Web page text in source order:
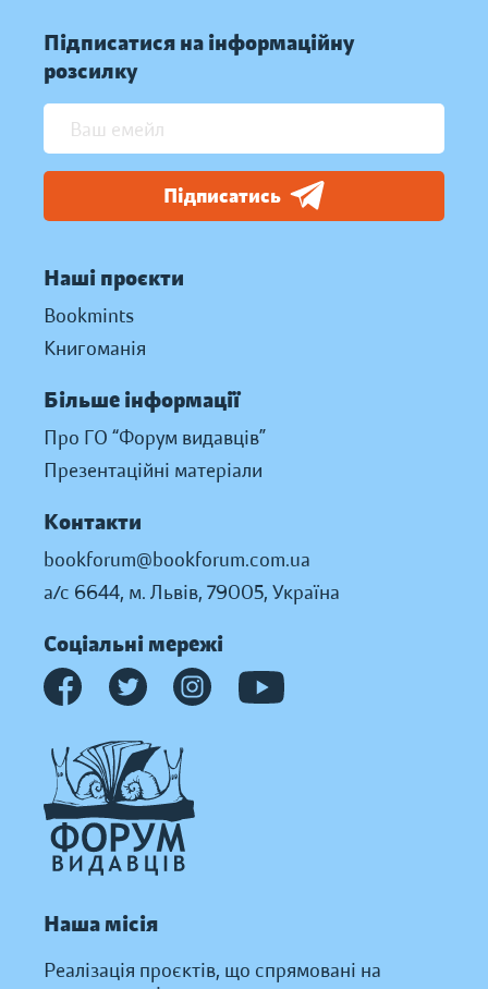
Підписатися на інформаційну
розсилку
Підписатись
Наші проєкти
Bookmints
Книгоманія
Більше інформації
Про ГО “Форум видавців”
Презентаційні матеріали
Контакти
bookforum@bookforum.com.ua
а/с 6644, м. Львів, 79005, Україна
Соціальні мережі
Наша місія
Реалізація проєктів, що спрямовані на